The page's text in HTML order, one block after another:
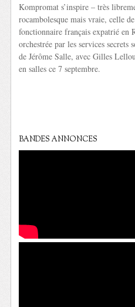
Kompromat s’inspire – très
rocambolesque mais vraie, celle
fonctionnaire français expatrié en
orchestrée par les services
de Jérôme Salle, avec Gilles
en salles ce 7 septembre.
BANDES ANNONCES